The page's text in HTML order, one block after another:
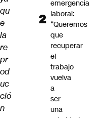
qu
e
la
re
pr
od
uc
ció
n
emergencia
laboral:
“Queremos
que
recuperar
el
trabajo
vuelva
a
ser
una